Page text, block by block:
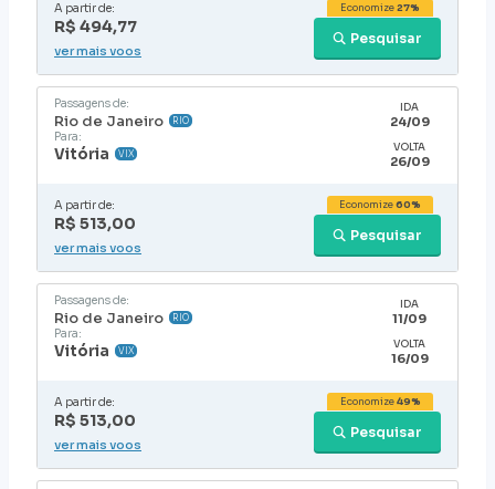
A partir de:
R$ 494,77
Pesquisar
Economize27%
ver mais voos
Passagens de:
Rio de Janeiro RIO
Para:
Vitória VIX
IDA
24/09
VOLTA
26/09
A partir de:
R$ 513,00
Pesquisar
Economize60%
ver mais voos
Passagens de:
Rio de Janeiro RIO
Para:
Vitória VIX
IDA
11/09
VOLTA
16/09
A partir de:
R$ 513,00
Pesquisar
Economize49%
ver mais voos